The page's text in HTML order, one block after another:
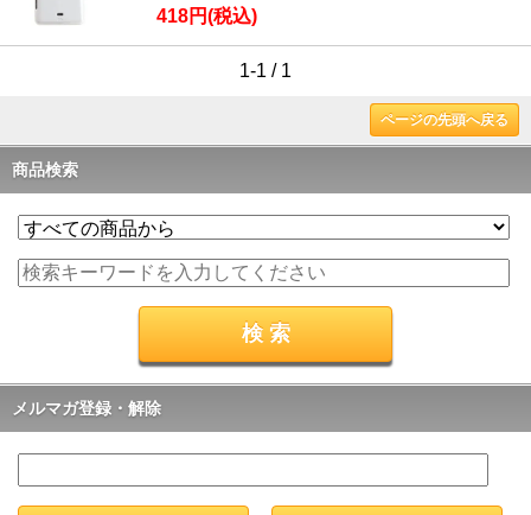
418円(税込)
1-1 / 1
ページの先頭へ戻る
商品検索
メルマガ登録・解除